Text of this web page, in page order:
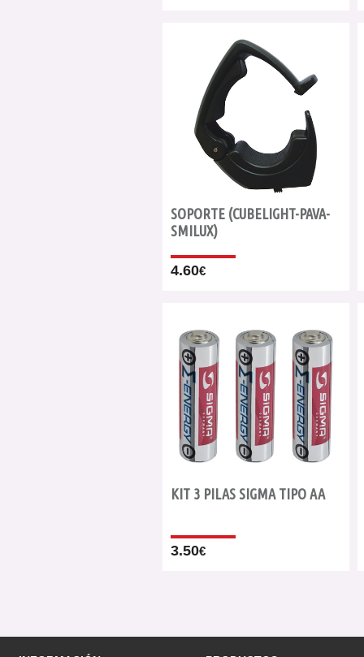
SOPORTE (CUBELIGHT-PAVA-
SMILUX)
4.60€
KIT 3 PILAS SIGMA TIPO AA
3.50€